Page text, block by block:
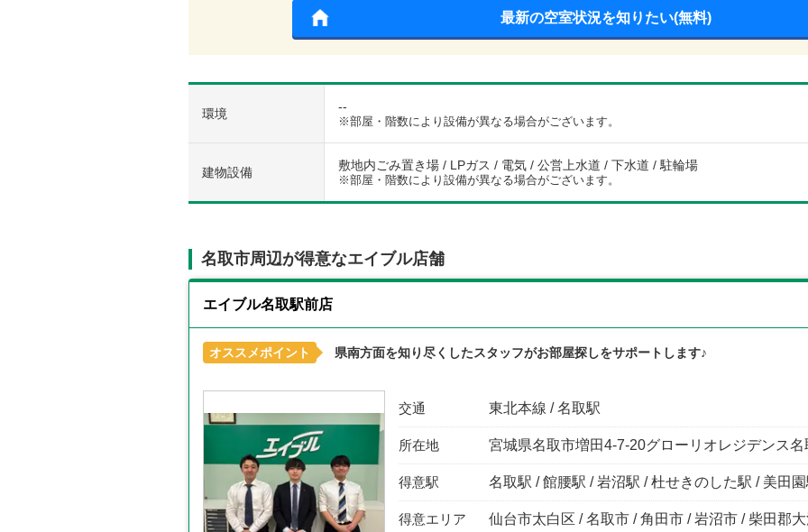
最新の空室状況を知りたい(無料)
環境 --
※部屋・階数により設備が異なる場合がございます。
建物設備 敷地内ごみ置き場 / LPガス / 電気 / 公営上水道 / 下水道 / 駐輪場
※部屋・階数により設備が異なる場合がございます。
名取市周辺が得意なエイブル店舗
エイブル名取駅前店
オススメポイント 県南方面を知り尽くしたスタッフがお部屋探しをサポートします♪
交通 東北本線 / 名取駅
所在地 宮城県名取市増田4-7-20グローリオレジデンス
得意駅 名取駅 / 館腰駅 / 岩沼駅 / 杜せきのした駅 / 美田
得意エリア 仙台市太白区 / 名取市 / 角田市 / 岩沼市 / 柴田郡